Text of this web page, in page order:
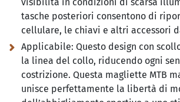
tasche posteriori consentono di
cellulare, le chiavi e altri accessori
Applicabile: Questo design con
la linea del collo, riducendo ogni
costrizione. Questa magliette MTB
unisce perfettamente la libertà di